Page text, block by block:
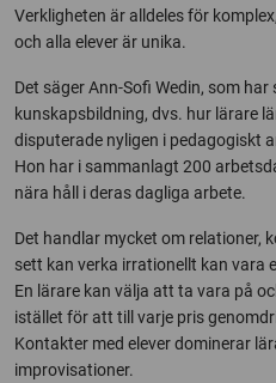
Verkligheten är alldeles för
och alla elever är unika.
Det säger Ann-Sofi Wedin, som
kunskapsbildning, dvs. hur lärare
disputerade nyligen i pedagogiskt
Hon har i sammanlagt 200
nära håll i deras dagliga arbete.
Det handlar mycket om relationer,
sett kan verka irrationellt kan vara
En lärare kan välja att ta vara på
istället för att till varje pris
Kontakter med elever dominerar
improvisationer.